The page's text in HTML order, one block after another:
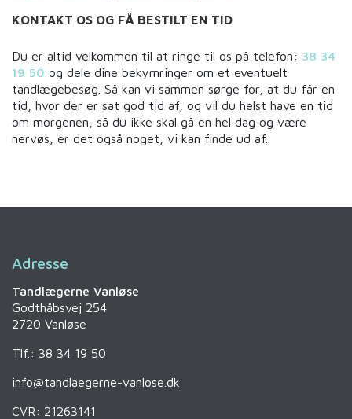
KONTAKT OS OG FÅ BESTILT EN TID
Du er altid velkommen til at ringe til os på telefon: 38 34
19 50 og dele dine bekymringer om et eventuelt
tandlægebesøg. Så kan vi sammen sørge for, at du får en
tid, hvor der er sat god tid af, og vil du helst have en tid
om morgenen, så du ikke skal gå en hel dag og være
nervøs, er det også noget, vi kan finde ud af.
Adresse
Tandlægerne Vanløse
Godthåbsvej 254
2720 Vanløse
Tlf.: 38 34 19 50
info@tandlaegerne-vanlose.dk
CVR: 21263141